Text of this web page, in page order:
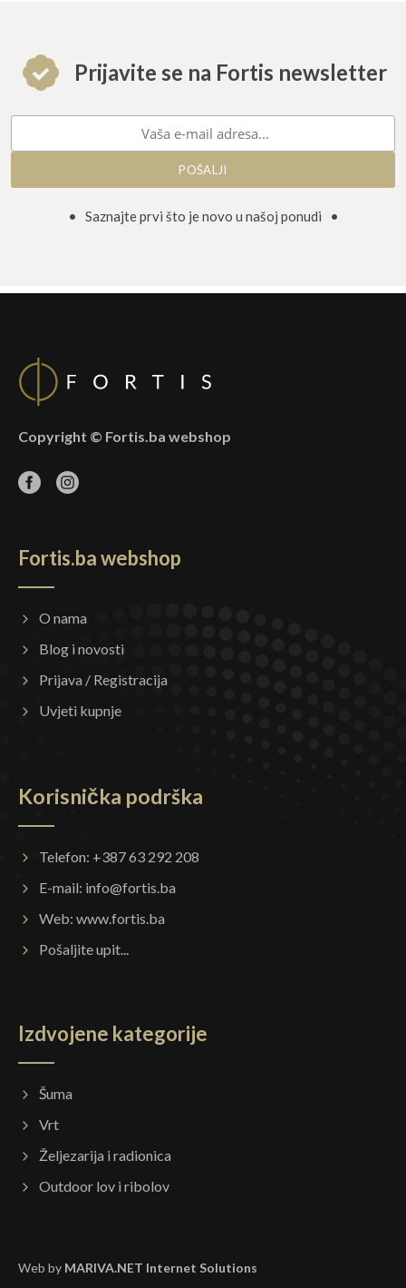
Prijavite se na Fortis newsletter
• Saznajte prvi što je novo u našoj ponudi •
Copyright © Fortis.ba webshop
Fortis.ba webshop
O nama
Blog i novosti
Prijava / Registracija
Uvjeti kupnje
Korisnička podrška
Telefon: +387 63 292 208
E-mail: info@fortis.ba
Web: www.fortis.ba
Pošaljite upit...
Izdvojene kategorije
Šuma
Vrt
Željezarija i radionica
Outdoor lov i ribolov
Web by MARIVA.NET Internet Solutions